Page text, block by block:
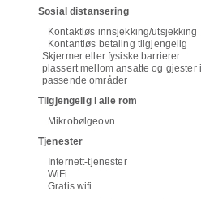
Sosial distansering
Kontaktløs innsjekking/utsjekking
Kontantløs betaling tilgjengelig
Skjermer eller fysiske barrierer
plassert mellom ansatte og gjester i
passende områder
Tilgjengelig i alle rom
Mikrobølgeovn
Tjenester
Internett-tjenester
WiFi
Gratis wifi